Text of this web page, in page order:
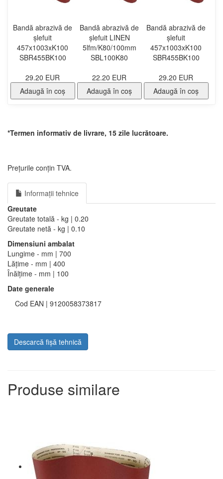
Bandă abrazivă de
șlefuit
457x1003xK100
SBR455BK100
29.20 EUR
Adaugă în coş
Bandă abrazivă de
șlefuit LINEN
5lfm/K80/100mm
SBL100K80
22.20 EUR
Adaugă în coş
Bandă abrazivă de
șlefuit
457x1003xK100
SBR455BK100
29.20 EUR
Adaugă în coş
*Termen informativ de livrare, 15 zile lucrătoare.
Prețurile conțin TVA.
Informații tehnice
Greutate
Greutate totală - kg | 0.20
Greutate netă - kg | 0.10
Dimensiuni ambalat
Lungime - mm | 700
Lățime - mm | 400
Înălțime - mm | 100
Date generale
Cod EAN | 9120058373817
Descarcă fișă tehnică
Produse similare